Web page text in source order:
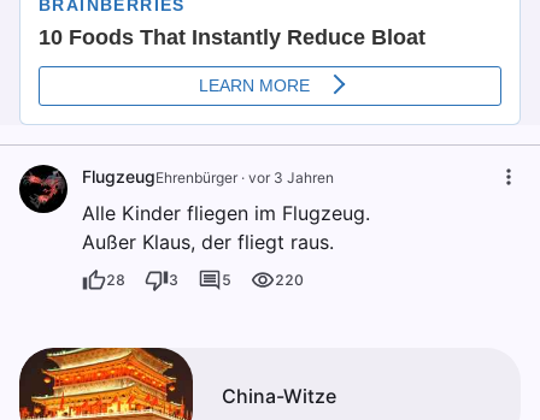
FlugzeugEhrenbürger · vor 3 Jahren
Alle Kinder fliegen im Flugzeug.
Außer Klaus, der fliegt raus.
28 3 5 220
China-Witze